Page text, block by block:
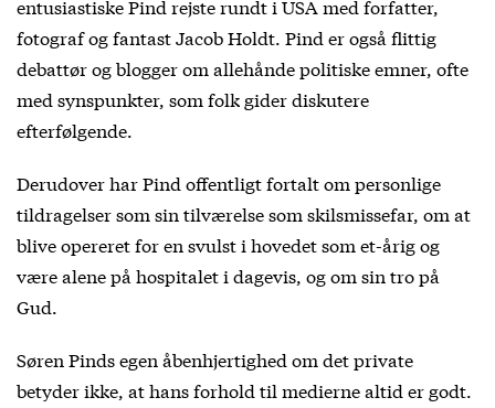
entusiastiske Pind rejste rundt i USA med forfatter,
fotograf og fantast Jacob Holdt. Pind er også flittig
debattør og blogger om allehånde politiske emner, ofte
med synspunkter, som folk gider diskutere
efterfølgende.
Derudover har Pind offentligt fortalt om personlige
tildragelser som sin tilværelse som skilsmissefar, om at
blive opereret for en svulst i hovedet som et-årig og
være alene på hospitalet i dagevis, og om sin tro på
Gud.
Søren Pinds egen åbenhjertighed om det private
betyder ikke, at hans forhold til medierne altid er godt.